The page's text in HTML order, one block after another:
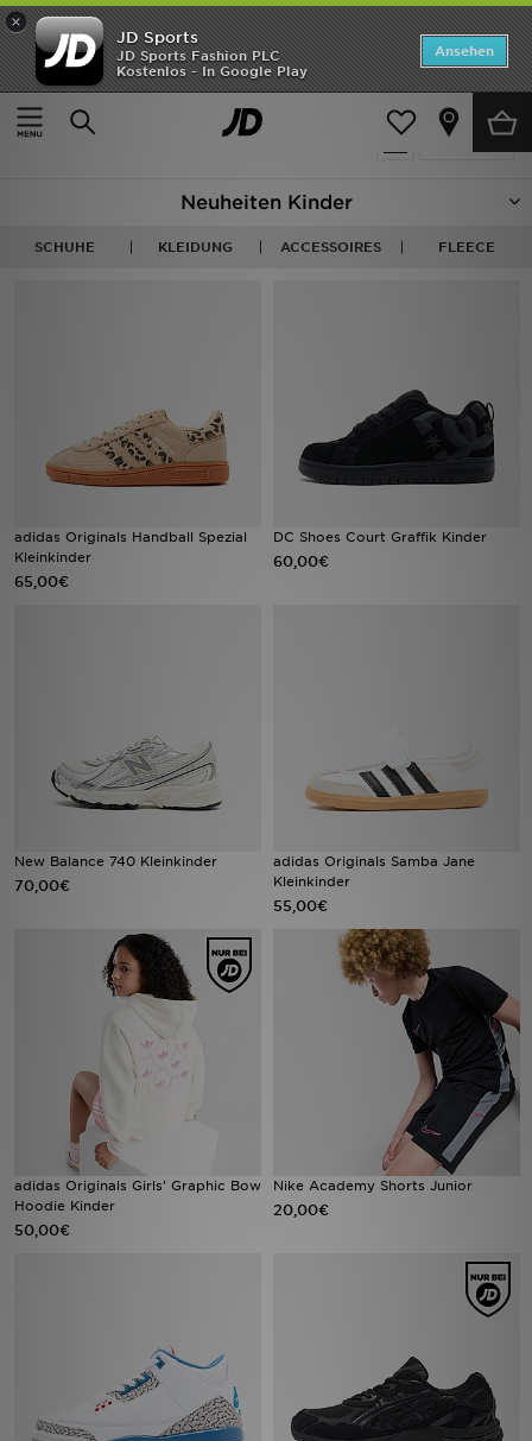
×
JD Sports
JD Sports Fashion PLC
Kostenlos - In Google Play
Ansehen
Home
Kinder
Verfeinern
317 Produkte
Neuheiten Kinder
SCHUHE KLEIDUNG ACCESSOIRES FLEECE
adidas Originals Handball Spezial
Kleinkinder
65,00€
DC Shoes Court Graffik Kinder
60,00€
New Balance 740 Kleinkinder
70,00€
adidas Originals Samba Jane
Kleinkinder
55,00€
adidas Originals Girls' Graphic Bow
Hoodie Kinder
50,00€
Nike Academy Shorts Junior
20,00€
ANGEBOTE
Neuheiten
Kinder
Sport
Lade die APP
Filialfinder
Geschenkgutschein
Studenten
Blog